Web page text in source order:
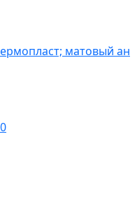
матовый ан